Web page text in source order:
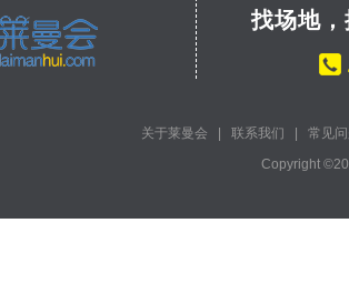
找场地
关于莱曼会 联系我们
常见
Copyright